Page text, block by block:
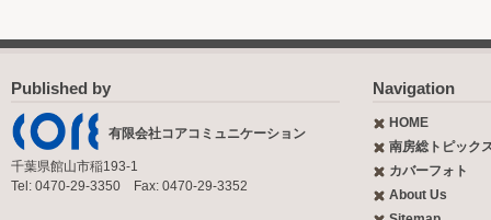
Published by
有限会社コアコミュニケーション
千葉県館山市稲193-1
Tel: 0470-29-3350 Fax: 0470-29-3352
Navigation
HOME
南房総トピック
カバーフォト
About Us